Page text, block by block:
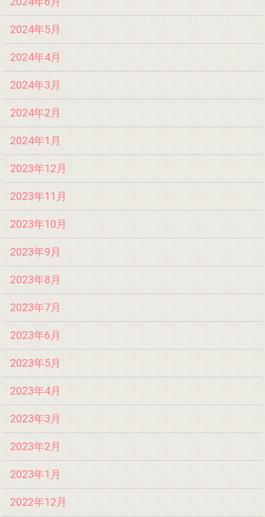
2024年5月
2024年4月
2024年3月
2024年2月
2024年1月
2023年12月
2023年11月
2023年10月
2023年9月
2023年8月
2023年7月
2023年6月
2023年5月
2023年4月
2023年3月
2023年2月
2023年1月
2022年12月